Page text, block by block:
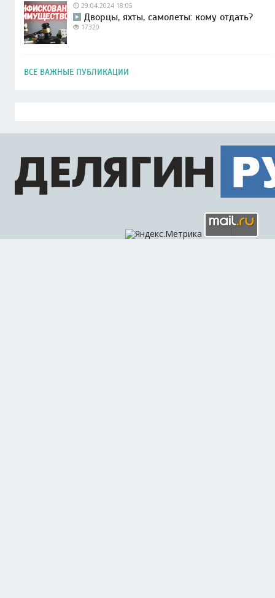
29.04.2024 18:05
Дворцы, яхты, самолеты: кому отдать?
17320
ВСЕ ВАЖНЫЕ ПУБЛИКАЦИИ